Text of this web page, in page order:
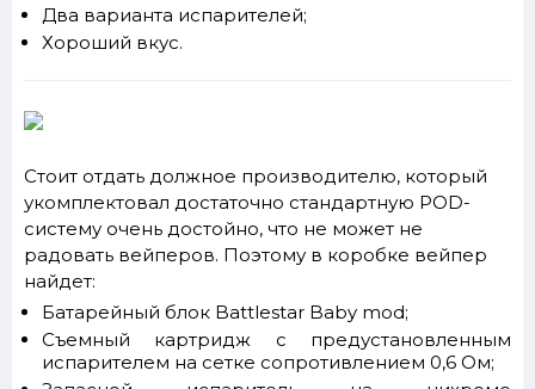
Два варианта испарителей;
Хороший вкус.
Стоит отдать должное производителю, который
укомплектовал достаточно стандартную POD-
систему очень достойно, что не может не
радовать вейперов. Поэтому в коробке вейпер
найдет:
Батарейный блок Battlestar Baby mod;
Съемный картридж с предустановленным
испарителем на сетке сопротивлением 0,6 Ом;